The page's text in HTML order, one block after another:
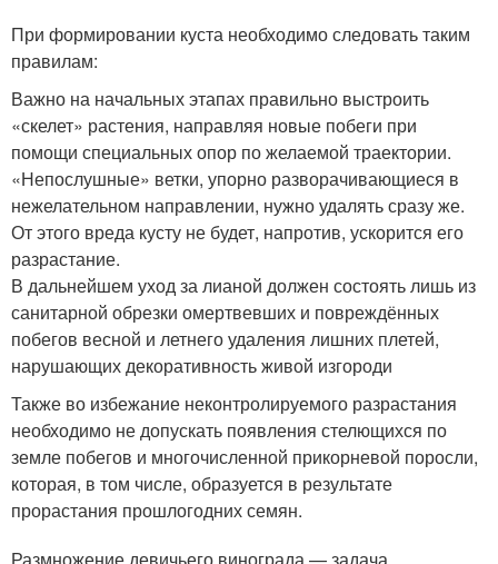
При формировании куста необходимо следовать таким
правилам:
Важно на начальных этапах правильно выстроить
«скелет» растения, направляя новые побеги при
помощи специальных опор по желаемой траектории.
«Непослушные» ветки, упорно разворачивающиеся в
нежелательном направлении, нужно удалять сразу же.
От этого вреда кусту не будет, напротив, ускорится его
разрастание.
В дальнейшем уход за лианой должен состоять лишь из
санитарной обрезки омертвевших и повреждённых
побегов весной и летнего удаления лишних плетей,
нарушающих декоративность живой изгороди
Также во избежание неконтролируемого разрастания
необходимо не допускать появления стелющихся по
земле побегов и многочисленной прикорневой поросли,
которая, в том числе, образуется в результате
прорастания прошлогодних семян.